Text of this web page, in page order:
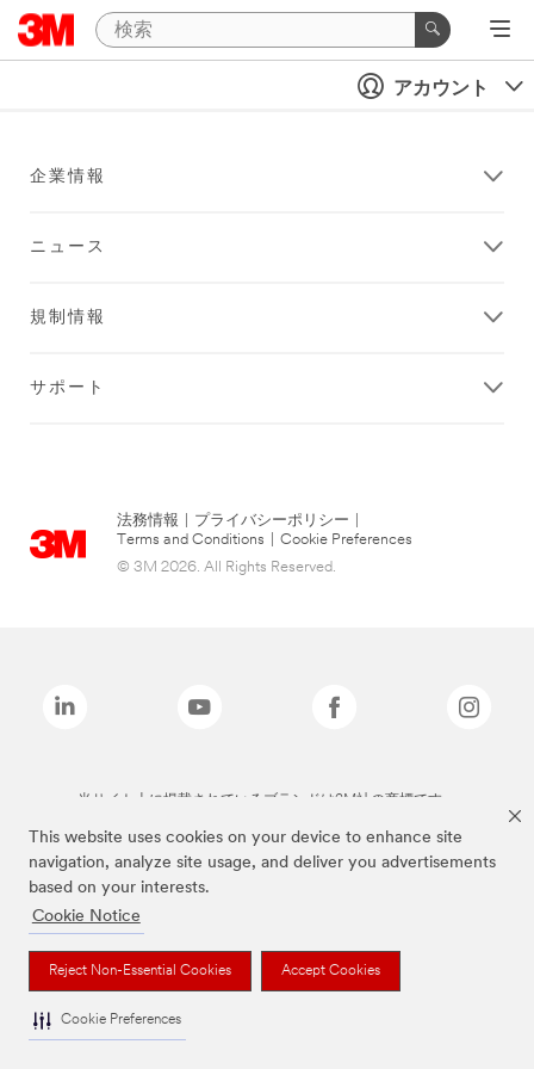
This website uses cookies on your device to enhance site
navigation, analyze site usage, and deliver you advertisements
based on your interests.
Cookie Notice
Reject Non-Essential Cookies Accept Cookies
Cookie Preferences
アカウント
企業情報
ニュース
規制情報
サポート
法務情報 プライバシーポリシー
Terms and Conditions
Cookie Preferences
© 3M 2026. All Rights Reserved.
当サイト上に掲載されているブランドは3M社の商標です。